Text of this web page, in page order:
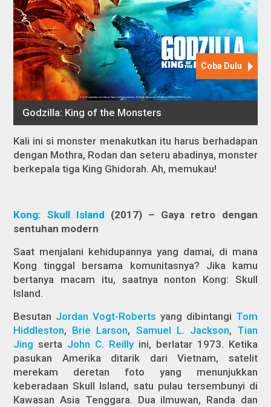
Kali ini si monster menakutkan itu harus berhadapan
dengan Mothra, Rodan dan seteru abadinya, monster
berkepala tiga King Ghidorah. Ah, memukau!
Kong: Skull Island (2017) – Gaya retro dengan
sentuhan modern
Saat menjalani kehidupannya yang damai, di mana
Kong tinggal bersama komunitasnya? Jika kamu
bertanya macam itu, saatnya nonton Kong: Skull
Island.
Besutan Jordan Vogt-Roberts yang dibintangi Tom
Hiddleston, Brie Larson, Samuel L. Jackson, Tian
Jing serta John C. Reillyini, berlatar 1973. Ketika
pasukan Amerika ditarik dari Vietnam, satelit
merekam deretan foto yang menunjukkan
keberadaan Skull Island, satu pulau tersembunyi di
Kawasan Asia Tenggara. Dua ilmuwan, Randa dan